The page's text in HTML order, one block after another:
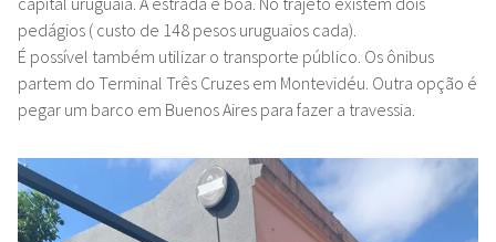
pedágios ( custo de 148 pesos uruguaios cada).
É possível também utilizar o transporte público. Os ônibus
partem do Terminal Três Cruzes em Montevidéu. Outra opção é
pegar um barco em Buenos Aires para fazer a travessia.